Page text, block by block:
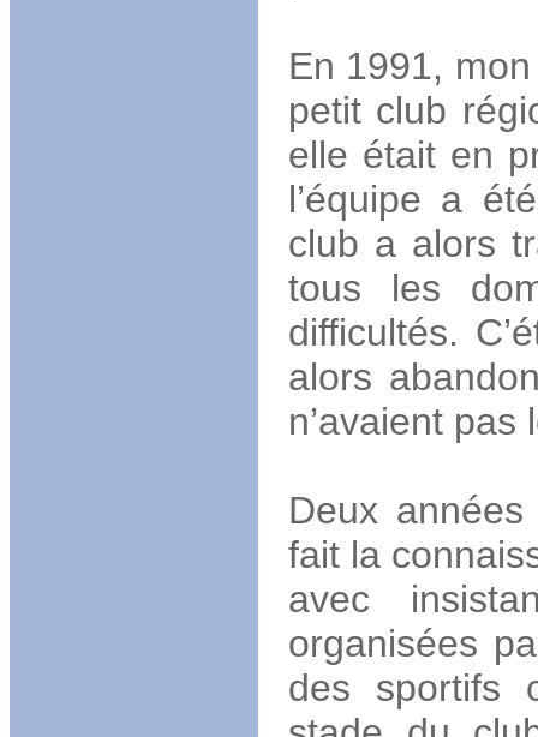
En 1991,
petit club
elle était en
l’équipe a
club a alors
tous les
difficultés.
alors
n’avaient pas
Deux
fait la
avec
organisées
des sportifs